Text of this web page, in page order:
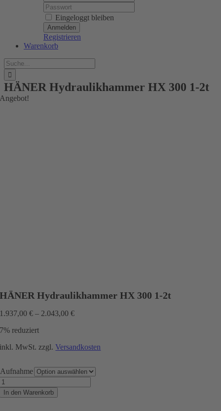
Password:
Eingeloggt bleiben
Registrieren
Warenkorb
Suche
nach:
HÄNER Hydraulikhammer HX 300 1-2t
Angebot!
HÄNER Hydraulikhammer HX 300 1-2t
1.937,00€ – 2.043,00€
7% reduziert
inkl. MwSt. zzgl.Versandkosten
Aufnahme
In den Warenkorb